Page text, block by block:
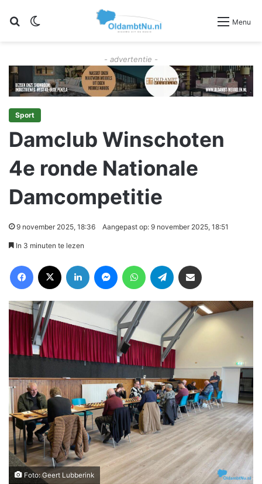
Zoeken Menu
- advertentie -
Sport
Damclub Winschoten
4e ronde Nationale
Damcompetitie
9 november 2025, 18:36 Aangepast op: 9 november 2025, 18:51
In 3 minuten te lezen
Foto: Geert Lubberink